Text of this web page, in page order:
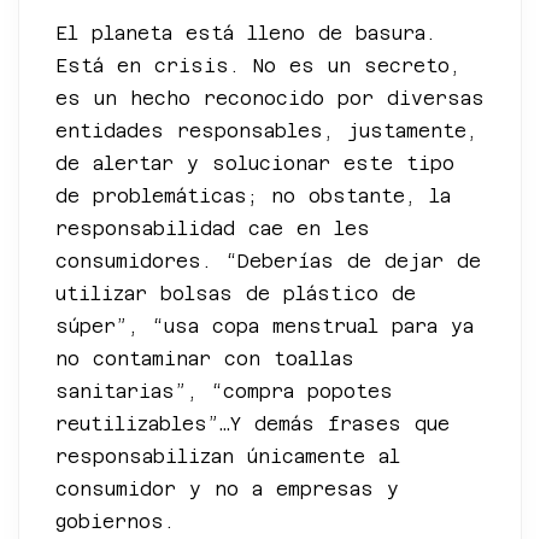
El planeta está lleno de basura.
Está en crisis. No es un secreto,
es un hecho reconocido por diversas
entidades responsables, justamente,
de alertar y solucionar este tipo
de problemáticas; no obstante, la
responsabilidad cae en les
consumidores. “Deberías de dejar de
utilizar bolsas de plástico de
súper”, “usa copa menstrual para ya
no contaminar con toallas
sanitarias”, “compra popotes
reutilizables”…Y demás frases que
responsabilizan únicamente al
consumidor y no a empresas y
gobiernos.